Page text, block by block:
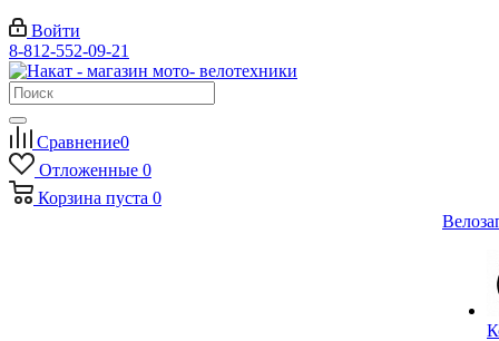
Войти
8-812-552-09-21
Сравнение0
Отложенные 0
Корзина пуста 0